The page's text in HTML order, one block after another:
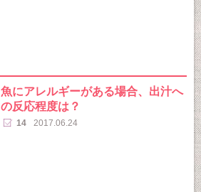
魚にアレルギーがある場合、出汁へ
の反応程度は？
14 2017.06.24